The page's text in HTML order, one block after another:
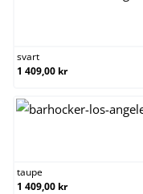
svart
1 409,00 kr
taupe
1 409,00 kr